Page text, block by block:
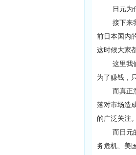
日元为什
接下来我
前日本国内
这时候大家
这里我们
为了赚钱，
而真正意
落对市场造
的广泛关注
而日元的
务危机、美